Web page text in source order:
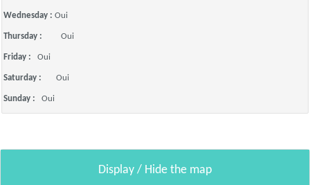
Wednesday : Oui
Thursday : Oui
Friday : Oui
Saturday : Oui
Sunday : Oui
Display / Hide the map